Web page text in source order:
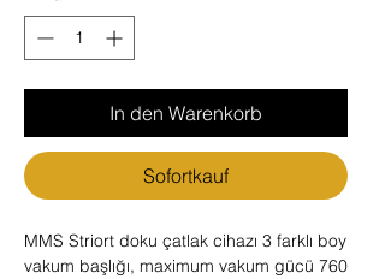
In den Warenkorb
Sofortkauf
MMS Striort doku çatlak cihazı 3 farklı boy
vakum başlığı, maximum vakum gücü 760